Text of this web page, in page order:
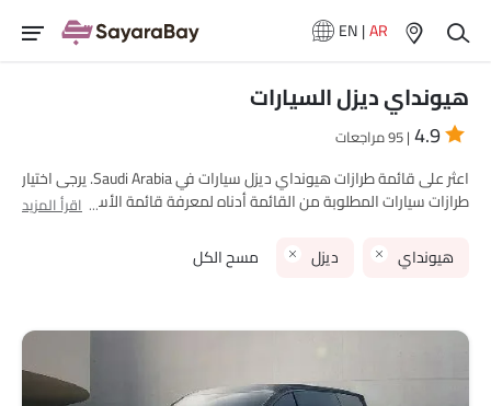
EN|AR
هيونداي ديزل السيارات
4.9 | 95 مراجعات
اعثر على قائمة طرازات هيونداي ديزل سيارات في Saudi Arabia. يرجى اختيار
طرازات سيارات المطلوبة من القائمة أدناه لمعرفة قائمة الأسعار الكاملة
والمراجعات.
اقرأ المزيد
هيونداي ديزل مسح الكل